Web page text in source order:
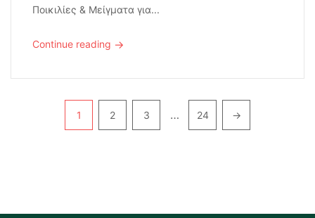
Ποικιλίες & Μείγματα για...
Continue reading →
Pagination1 2 3 … 24 →